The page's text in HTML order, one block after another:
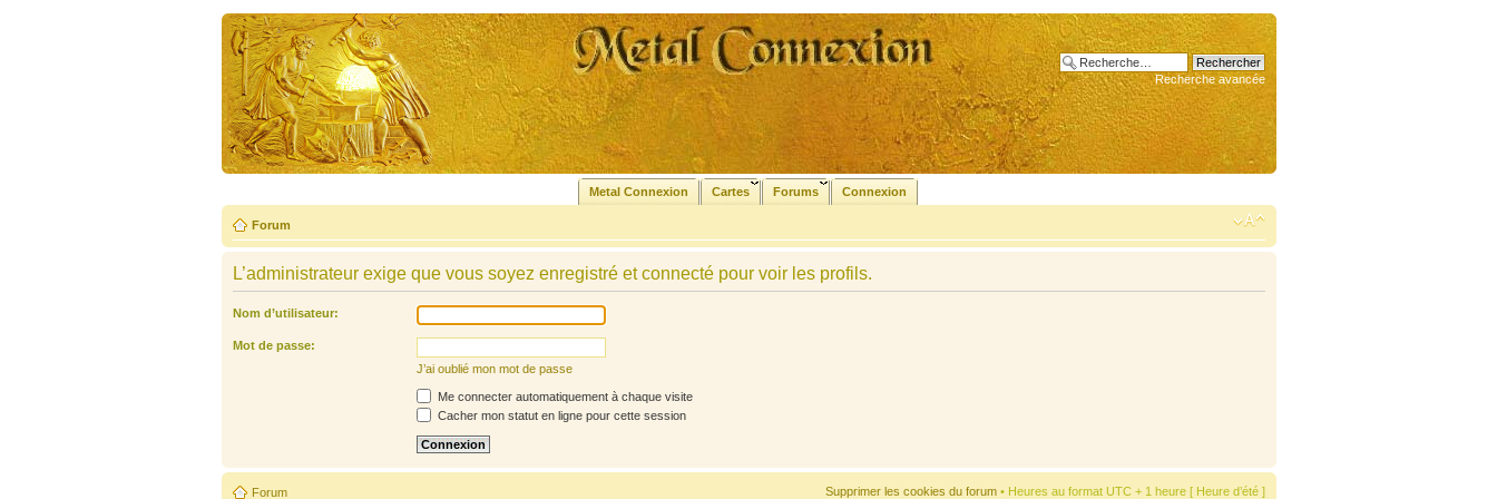
Recherche avancée
Metal Connexion Cartes Forums Connexion
Forum
L’administrateur exige que vous soyez enregistré et connecté pour voir les profils.
Nom d’utilisateur:
Mot de passe:
J’ai oublié mon mot de passe
Me connecter automatiquement à chaque visite
Cacher mon statut en ligne pour cette session
Forum Supprimer les cookies du forum• Heures au format UTC + 1 heure [ Heure d’été ]